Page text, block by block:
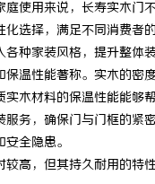
使用来说，长寿实木门
选择，满足不同消费
种家装风格，提升整体
温性能著称。实木的
木材料的保温性能能够
务，确保门与门框的
全隐患。
高，但其持久耐用的